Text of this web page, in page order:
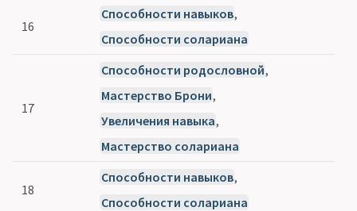
16
Способности навыков,
Способности солариана
17
Способности родословной,
Мастерство Брони,
Увеличения навыка,
Мастерство солариана
18
Способности навыков,
Способности солариана